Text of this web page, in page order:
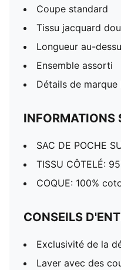
Coupe standard
Tissu jacquard
Longueur au-
Ensemble assorti
Détails de marque
INFORMATIONS
SAC DE POCHE
TISSU CÔTELÉ:
COQUE: 100%
CONSEILS
Exclusivité de la
Laver avec des